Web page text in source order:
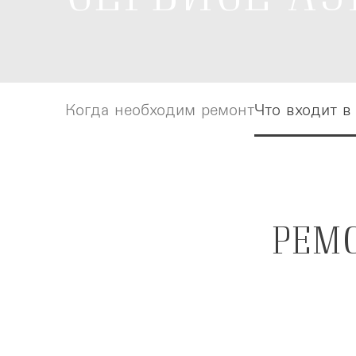
Когда необходим ремонтЧто входит
Когда необходим ремонтЧто входит